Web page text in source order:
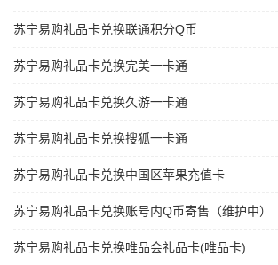
苏宁易购礼品卡兑换联通积分Q币
苏宁易购礼品卡兑换完美一卡通
苏宁易购礼品卡兑换久游一卡通
苏宁易购礼品卡兑换搜狐一卡通
苏宁易购礼品卡兑换中国区苹果充值卡
苏宁易购礼品卡兑换账号内Q币寄售（维护中）
苏宁易购礼品卡兑换唯品会礼品卡(唯品卡)